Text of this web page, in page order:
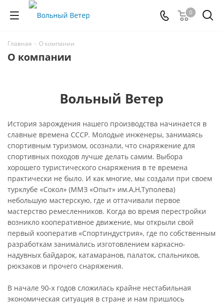
0
Главная - О компании
О компании
Вольный Ветер
История зарождения нашего производства начинается в
славные времена СССР. Молодые инженеры, занимаясь
спортивным туризмом, осознали, что снаряжение для
спортивных походов лучше делать самим. Выбора
хорошего туристического снаряжения в те времена
практически не было. И как многие, мы создали при своем
турклубе «Сокол» (ММЗ «Опыт» им.А,Н,Туполева)
небольшую мастерскую, где и оттачивали первое
мастерство ремесленников. Когда во время перестройки
возникло кооперативное движение, мы открыли свой
первый кооператив «Спортиндустрия», где по собственным
разработкам занимались изготовлением каркасно-
надувных байдарок, катамаранов, палаток, спальников,
рюкзаков и прочего снаряжения.
В начале 90-х годов сложилась крайне нестабильная
экономическая ситуация в стране и нам пришлось